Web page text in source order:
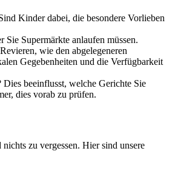
Kinder dabei, die besondere Vorlieben
Supermärkte anlaufen müssen.
wie den abgelegeneren
Gegebenheiten und die Verfügbarkeit
beeinflusst, welche Gerichte Sie
dies vorab zu prüfen.
zu vergessen. Hier sind unsere